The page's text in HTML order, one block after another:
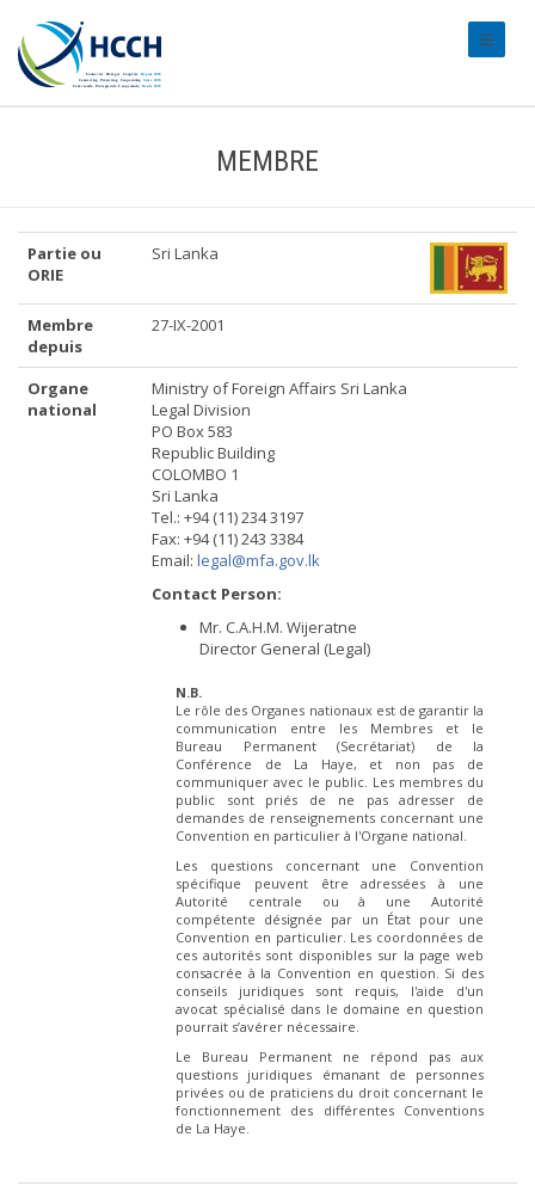
MEMBRE
Partie ou
ORIE
Sri Lanka
Membre
depuis
27-IX-2001
Organe
national
Ministry of Foreign Affairs Sri Lanka
Legal Division
PO Box 583
Republic Building
COLOMBO 1
Sri Lanka
Tel.: +94 (11) 234 3197
Fax: +94 (11) 243 3384
Email: legal@mfa.gov.lk
Contact Person:
Mr. C.A.H.M. Wijeratne
Director General (Legal)
N.B.
Le rôle des Organes nationaux est de garantir la
communication entre les Membres et le
Bureau Permanent (Secrétariat) de la
Conférence de La Haye, et non pas de
communiquer avec le public. Les membres du
public sont priés de ne pas adresser de
demandes de renseignements concernant une
Convention en particulier à l'Organe national.
Les questions concernant une Convention
spécifique peuvent être adressées à une
Autorité centrale ou à une Autorité
compétente désignée par un État pour une
Convention en particulier. Les coordonnées de
ces autorités sont disponibles sur la page web
consacrée à la Convention en question. Si des
conseils juridiques sont requis, l'aide d'un
avocat spécialisé dans le domaine en question
pourrait s’avérer nécessaire.
Le Bureau Permanent ne répond pas aux
questions juridiques émanant de personnes
privées ou de praticiens du droit concernant le
fonctionnement des différentes Conventions
de La Haye.